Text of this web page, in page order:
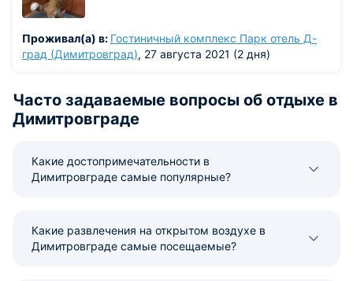
Проживал(а) в: Гостиничный комплекс Парк отель Д-
град (Димитровград), 27 августа 2021 (2 дня)
Часто задаваемые вопросы об отдыхе в
Димитровграде
Какие достопримечательности в
Димитровграде самые популярные?
Какие развлечения на открытом воздухе в
Димитровграде самые посещаемые?